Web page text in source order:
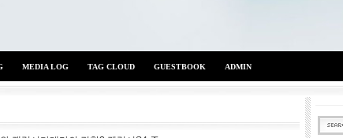
MEDIA LOG TAG CLOUD GUESTBOOK ADMIN